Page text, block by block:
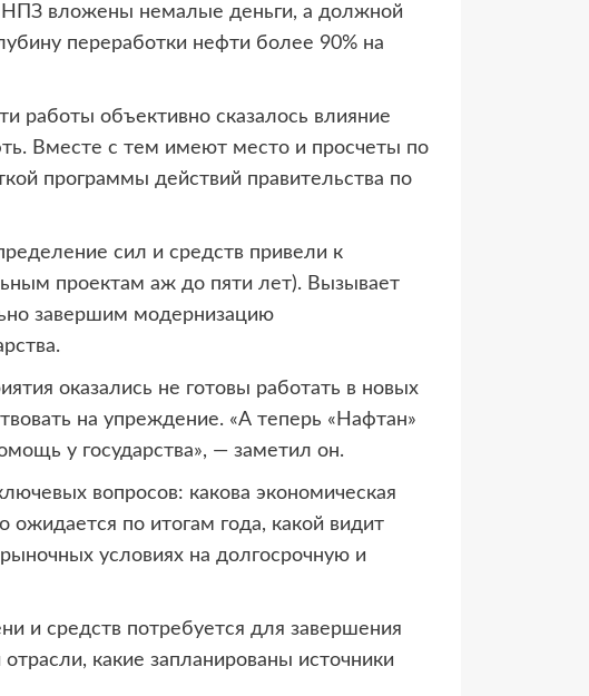
вложены немалые деньги, а должной
переработки нефти более 90% на
работы объективно сказалось влияние
Вместе с тем имеют место и просчеты по
программы действий правительства по
сил и средств привели к
проектам аж до пяти лет). Вызывает
завершим модернизацию
оказались не готовы работать в новых
на упреждение. «А теперь «Нафтан»
у государства», — заметил он.
вопросов: какова экономическая
по итогам года, какой видит
условиях на долгосрочную и
и средств потребуется для завершения
какие запланированы источники